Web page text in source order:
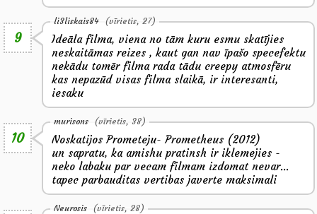
9
li3liskais84 (vīrietis, 27)
Ideāla filma, viena no tām kuru esmu skatījies
neskaitāmas reizes , kaut gan nav īpašo specefektu
nekādu tomēr filma rada tādu creepy atmosfēru
kas nepazūd visas filma slaikā, ir interesanti,
iesaku
10
murisons (vīrietis, 38)
Noskatijos Prometeju- Prometheus (2012)
un sapratu, ka amishu pratinsh ir iklemejies -
neko labaku par vecam filmam izdomat nevar...
tapec parbauditas vertibas javerte maksimali
Neurosis (vīrietis, 28)